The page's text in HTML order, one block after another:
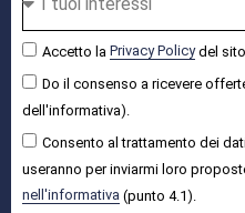
Accetto la Privacy Policydel sito.
Do il consenso a ricevere
dell'informativa).
Consento al trattamento dei
useranno per inviarmi loro
nell'informativa (punto 4.1).